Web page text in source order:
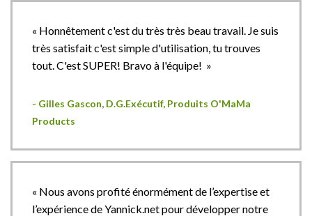
« Honnêtement c'est du très très beau travail. Je suis
très satisfait c'est simple d'utilisation, tu trouves
tout. C'est SUPER! Bravo à l'équipe! »
- Gilles Gascon, D.G.Exécutif, Produits O'MaMa
Products
« Nous avons profité énormément de l’expertise et
l’expérience de Yannick.net pour développer notre